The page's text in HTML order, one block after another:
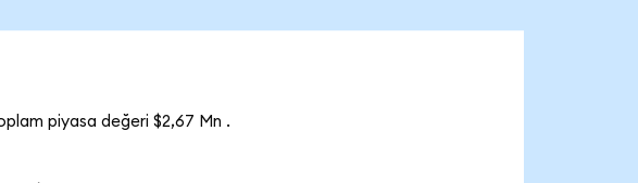
piyasa değeri $2,67 Mn .